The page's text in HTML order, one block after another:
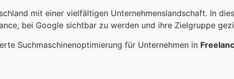
mit einer vielfältigen Unternehmenslandschaft. In
bei Google sichtbar zu werden und ihre Zielgruppe
Suchmaschinenoptimierung für Unternehmen in